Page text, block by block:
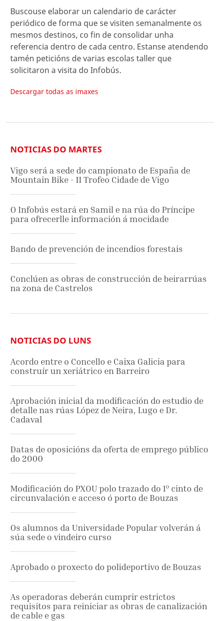
Buscouse elaborar un calendario de carácter
periódico de forma que se visiten semanalmente os
mesmos destinos, co fin de consolidar unha
referencia dentro de cada centro. Estanse atendendo
tamén peticións de varias escolas taller que
solicitaron a visita do Infobús.
Descargar todas as imaxes
NOTICIAS DO MARTES
Vigo será a sede do campionato de España de
Mountain Bike - II Trofeo Cidade de Vigo
O Infobús estará en Samil e na rúa do Príncipe
para ofrecerlle información á mocidade
Bando de prevención de incendios forestais
Conclúen as obras de construcción de beirarrúas
na zona de Castrelos
NOTICIAS DO LUNS
Acordo entre o Concello e Caixa Galicia para
construír un xeriátrico en Barreiro
Aprobación inicial da modificación do estudio de
detalle nas rúas López de Neira, Lugo e Dr.
Cadaval
Datas de oposicións da oferta de emprego público
do 2000
Modificación do PXOU polo trazado do 1º cinto de
circunvalación e acceso ó porto de Bouzas
Os alumnos da Universidade Popular volverán á
súa sede o vindeiro curso
Aprobado o proxecto do polideportivo de Bouzas
As operadoras deberán cumprir estrictos
requisitos para reiniciar as obras de canalización
de cable e gas